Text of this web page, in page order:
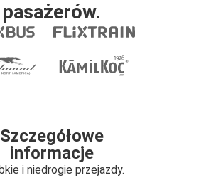
pasażerów.
Szczegółowe
informacje
i niedrogie przejazdy.